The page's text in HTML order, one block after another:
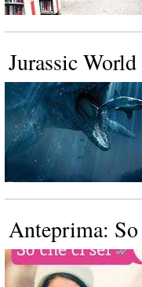
Jurassic
Anteprima: